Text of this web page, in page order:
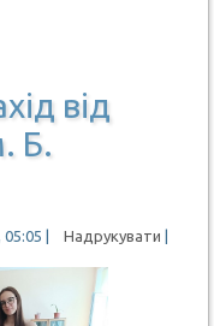
від
Б.
05:05 | Надрукувати |